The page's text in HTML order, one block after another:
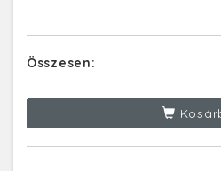
Összesen: